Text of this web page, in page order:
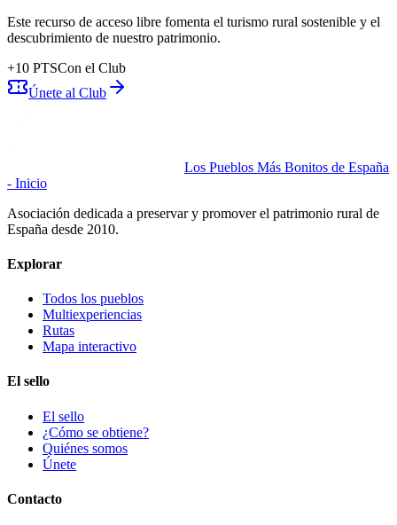
Este recurso de acceso libre fomenta el turismo rural sostenible y el
descubrimiento de nuestro patrimonio.
+10 PTSCon el Club
Únete al Club
Los Pueblos Más Bonitos de España
- Inicio
Asociación dedicada a preservar y promover el patrimonio rural de
España desde 2010.
Explorar
Todos los pueblos
Multiexperiencias
Rutas
Mapa interactivo
El sello
El sello
¿Cómo se obtiene?
Quiénes somos
Únete
Contacto